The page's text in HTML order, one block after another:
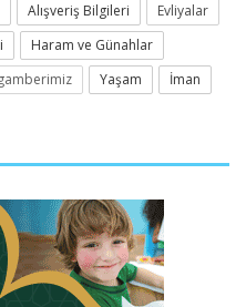
Alışveriş Bilgileri
Evliyalar
Haram ve Günahlar
Yaşam İman